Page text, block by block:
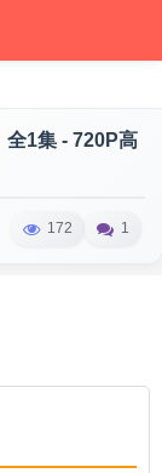
全1集 - 720P高
172 1